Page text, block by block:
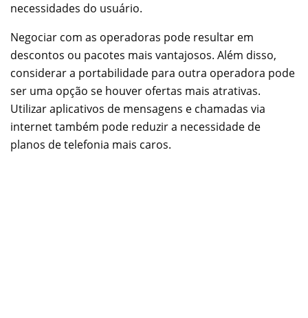
necessidades do usuário.
Negociar com as operadoras pode resultar em
descontos ou pacotes mais vantajosos. Além disso,
considerar a portabilidade para outra operadora pode
ser uma opção se houver ofertas mais atrativas.
Utilizar aplicativos de mensagens e chamadas via
internet também pode reduzir a necessidade de
planos de telefonia mais caros.